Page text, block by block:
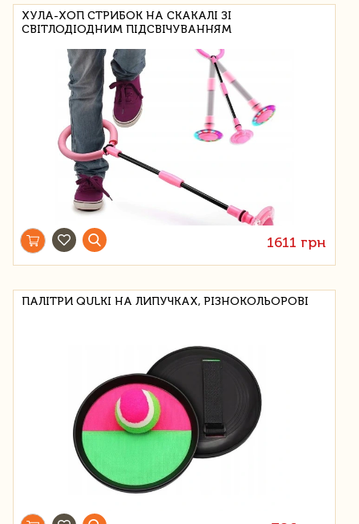
ХУЛА-ХОП СТРИБОК НА СКАКАЛІ ЗІ
СВІТЛОДІОДНИМ ПІДСВІЧУВАННЯМ
1611 грн
ПАЛІТРИ QULKI НА ЛИПУЧКАХ, РІЗНОКОЛЬОРОВІ